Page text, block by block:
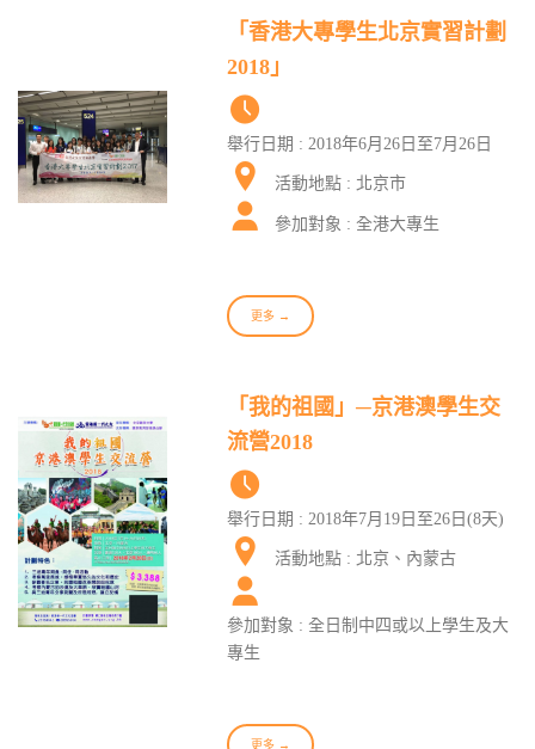
「香港大專學生北京實習計劃
2018」
舉行日期 : 2018年6月26日至7月26日
活動地點 : 北京市
參加對象 : 全港大專生
更多 →
「我的祖國」─京港澳學生交
流營2018
舉行日期 : 2018年7月19日至26日(8天)
活動地點 : 北京、內蒙古
參加對象 : 全日制中四或以上學生及大
專生
更多 →